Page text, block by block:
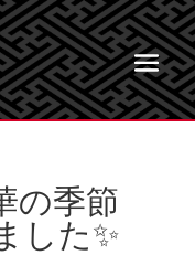
の季節
した✨️